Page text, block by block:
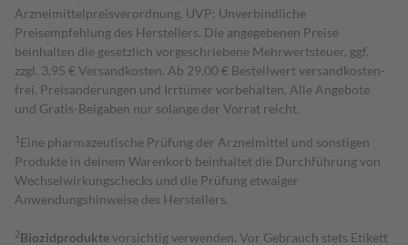
Arzneimittelpreisverordnung. UVP: Unverbindliche
Preisempfehlung des Herstellers. Die angegebenen Preise
beinhalten die gesetzlich vorgeschriebene Mehrwertsteuer, ggf.
zzgl. 3,95 € Versandkosten. Ab 29,00 € Bestell­wert versand­kosten­
frei. Preisänderungen und Irrtümer vorbehalten. Alle Angebote
und Gratis-Beigaben nur solange der Vorrat reicht.
1 Eine pharmazeutische Prüfung der Arzneimittel und sonstigen
Produkte in deinem Warenkorb beinhaltet die Durchführung von
Wechselwirkungschecks und die Prüfung etwaiger
Anwendungshinweise des Herstellers.
2Biozidproduktevorsichtig verwenden. Vor Gebrauch stets Etikett